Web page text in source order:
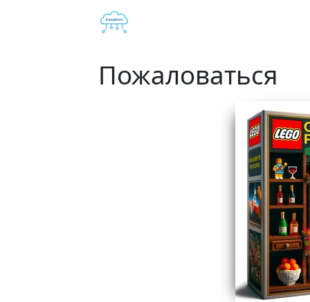
Пожаловаться